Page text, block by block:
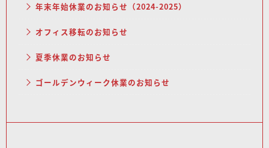
年末年始休業のお知らせ（2024-2025）
オフィス移転のお知らせ
夏季休業のお知らせ
ゴールデンウィーク休業のお知らせ